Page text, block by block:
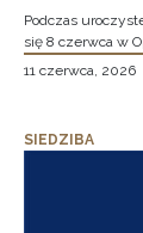
Podczas
się 8 czerwca w
11 czerwca, 2026
SIEDZIBA